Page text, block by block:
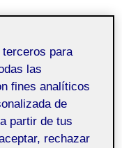
IA es capaz de
de permanecer en
en
para
las
fines analíticos
de
partir de tus
rechazar